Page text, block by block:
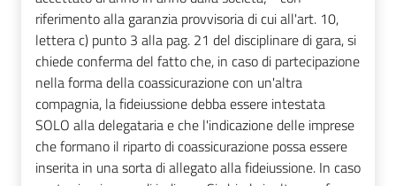
riferimento alla garanzia provvisoria di cui all'art. 10,
lettera c) punto 3 alla pag. 21 del disciplinare di gara, si
chiede conferma del fatto che, in caso di partecipazione
nella forma della coassicurazione con un'altra
compagnia, la fideiussione debba essere intestata
SOLO alla delegataria e che l'indicazione delle imprese
che formano il riparto di coassicurazione possa essere
inserita in una sorta di allegato alla fideiussione. In caso